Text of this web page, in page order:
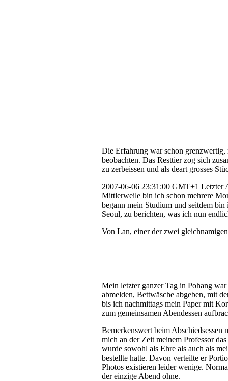
Die Erfahrung war schon
beobachten. Das Resttier zog sich
zu zerbeissen und als deart grosses
2007-06-06 23:31:00 GMT+1 Letzter
Mittlerweile bin ich schon mehrere
begann mein Studium und seitdem
Seoul, zu berichten, was ich nun
Von Lan, einer der zwei
Mein letzter ganzer Tag in Pohang
abmelden, Bettwäsche abgeben, mit
bis ich nachmittags mein Paper mit
zum gemeinsamen Abendessen
Bemerkenswert beim
mich an der Zeit meinem Professor
wurde sowohl als Ehre als auch als
bestellte hatte. Davon verteilte er
Photos existieren leider wenige.
der einzige Abend ohne.